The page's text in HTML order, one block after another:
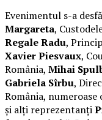
Evenimentul s-a
Margareta,
Regale Radu,
Xavier Piesvaux,
România, Mihai
Gabriela Sîrbu,
România,
și alți reprezentanți